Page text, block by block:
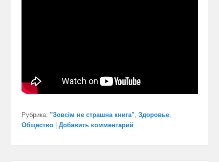
Рубрика: "Зовсім не страшна книга", Здоровье,
Общество
Добавить комментарий